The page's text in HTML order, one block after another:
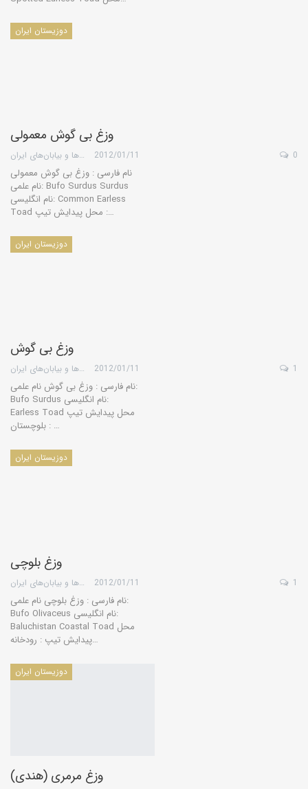
دوزیستان ایران
وزغ بی گوش معمولی
گروه کویرها و بیابان‌های ایران 2012/01/11 0
نام فارسی : وزغ بی گوش معمولی
نام علمی: Bufo Surdus Surdus
نام انگلیسی: Common Earless
Toad محل پیدایش تیپ :…
دوزیستان ایران
وزغ بی گوش
گروه کویرها و بیابان‌های ایران 2012/01/11 1
نام فارسی : وزغ بی گوش نام علمی:
Bufo Surdus نام انگلیسی:
Earless Toad محل پیدایش تیپ
: بلوچستان …
دوزیستان ایران
وزغ بلوچی
گروه کویرها و بیابان‌های ایران 2012/01/11 1
نام فارسی : وزغ بلوچی نام علمی:
Bufo Olivaceus نام انگلیسی:
Baluchistan Coastal Toad محل
پیدایش تیپ : رودخانه…
دوزیستان ایران
وزغ مرمری (هندی)